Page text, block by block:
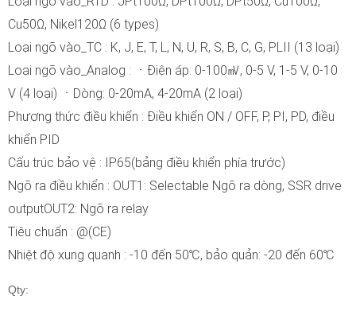
Cu50Ω, Nikel120Ω (6 types)
Loại ngõ vào_TC : K, J, E, T, L, N, U, R, S, B, C, G, PLII (13 loại)
Loại ngõ vào_Analog : ㆍĐiện áp: 0-100㎷, 0-5 V, 1-5 V, 0-10
V (4 loại) ㆍDòng: 0-20mA, 4-20mA (2 loại)
Phương thức điều khiển : Điều khiển ON / OFF, P, PI, PD, điều
khiển PID
Cấu trúc bảo vệ : IP65(bảng điều khiển phía trước)
Ngõ ra điều khiển : OUT1: Selectable Ngõ ra dòng, SSR drive
outputOUT2: Ngõ ra relay
Tiêu chuẩn : @(CE)
Nhiệt độ xung quanh : -10 đến 50℃, bảo quản: -20 đến 60℃
Qty: